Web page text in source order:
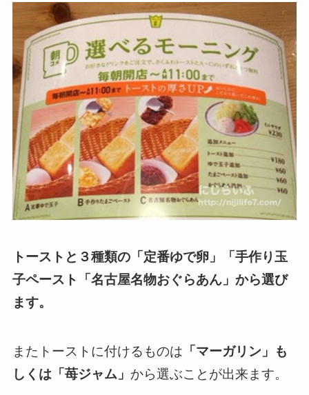
トーストと３種類の「定番ゆで卵」「手作り玉
子ペースト「名古屋名物おぐらあん」から選び
ます。
またトーストに付けるものは 「マーガリン」も
しくは「苺ジャム」 から選ぶことが出来ます。